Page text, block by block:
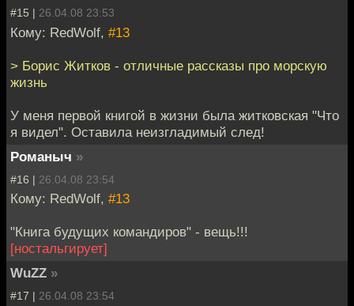
#15 | 26.04.08 23:53
Кому: RedWolf, #13
> Борис Житков - отличные рассказы про морскую
жизнь
У меня первой книгой в жизни была житковская "Что
я видел". Оставила неизгладимый след!
Романыч »
#16 | 26.04.08 23:54
Кому: RedWolf, #13
"Книга будущих командиров" - вещь!!!
[ностальгирует]
WuZZ »
#17 | 26.04.08 23:54